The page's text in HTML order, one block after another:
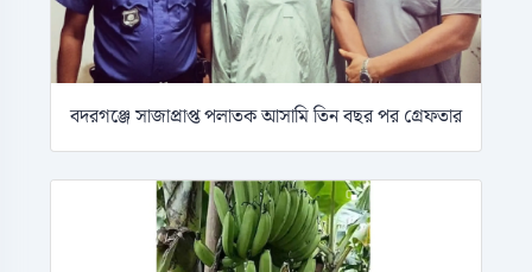
বদরগঞ্জে সাজাপ্রাপ্ত পলাতক আসামি তিন বছর পর গ্রেফতার